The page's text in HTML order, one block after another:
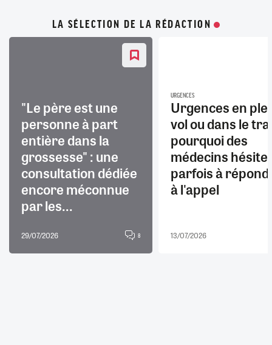
LA SÉLECTION DE LA RÉDACTION
"Le père est une
personne à part
entière dans la
grossesse" : une
consultation dédiée
encore méconnue
par les...
29/07/2026 8
URGENCES
Urgences en
vol ou dans le
pourquoi des
médecins
parfois à
à l'appel
13/07/2026